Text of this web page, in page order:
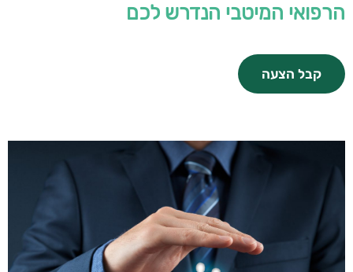
הרפואי המיטבי הנדרש לכם
קבל הצעה